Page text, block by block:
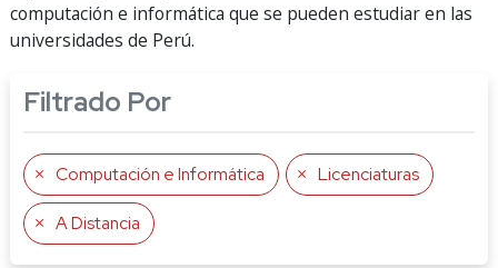
computación e informática que se pueden estudiar en las
universidades de Perú.
Filtrado Por
Computación e Informática Licenciaturas
A Distancia